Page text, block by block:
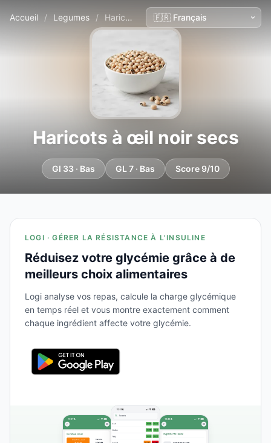
Accueil / Legumes / Haricots à œil noir secs
Haricots à œil noir secs
GI 33 · Bas GL 7 · Bas Score 9/10
LOGI · GÉRER LA RÉSISTANCE À L'INSULINE
Réduisez votre glycémie grâce à de
meilleurs choix alimentaires
Logi analyse vos repas, calcule la charge glycémique
en temps réel et vous montre exactement comment
chaque ingrédient affecte votre glycémie.